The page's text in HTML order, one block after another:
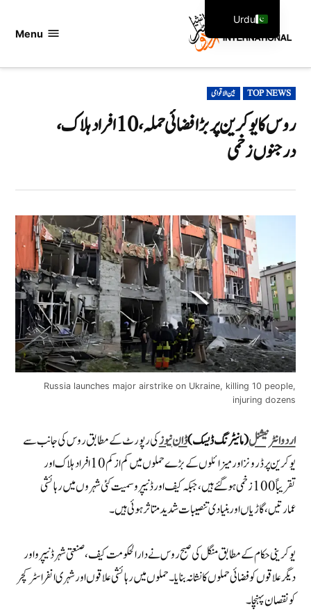
Menu
POSTED
IN
TOP NEWS بین الاقوامی
روس کا یوکرین پر بڑا فضائی حملہ، 10 افراد ہلاک،
درجنوں زخمی
Russia launches major airstrike on Ukraine, killing 10 people,
injuring dozens
اردو انٹرنیشنل(مانیٹرنگ ڈیسک)ڈان نیوزکی رپورٹ کے مطابق روس کی جانب سے
یوکرین پر ڈرونز اور میزائلوں کے بڑے حملوں میں کم از کم 10 افراد ہلاک اور
تقریباً 100 زخمی ہو گئے ہیں، جبکہ کیف اور ڈنیپرو سمیت کئی شہروں میں رہائشی
عمارتیں، گاڑیاں اور بنیادی تنصیبات شدید متاثر ہوئی ہیں۔
یوکرینی حکام کے مطابق منگل کی صبح روس نے دارالحکومت کیف، صنعتی شہر ڈنیپرو اور
دیگر علاقوں کو فضائی حملوں کا نشانہ بنایا۔ حملوں میں رہائشی علاقوں اور شہری انفراسٹرکچر
کو نقصان پہنچا۔
Urdu
English